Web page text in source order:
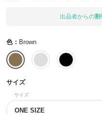
出品者からの割
色： Brown
サイズ
サイズ
ONE SIZE